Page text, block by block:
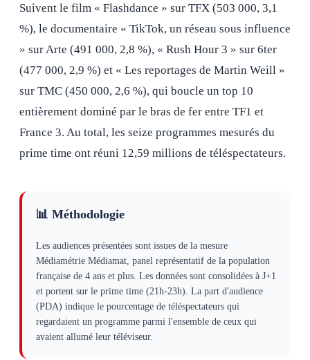
Suivent le film « Flashdance » sur TFX (503 000, 3,1
%), le documentaire « TikTok, un réseau sous influence
» sur Arte (491 000, 2,8 %), « Rush Hour 3 » sur 6ter
(477 000, 2,9 %) et « Les reportages de Martin Weill »
sur TMC (450 000, 2,6 %), qui boucle un top 10
entièrement dominé par le bras de fer entre TF1 et
France 3. Au total, les seize programmes mesurés du
prime time ont réuni 12,59 millions de téléspectateurs.
📊 Méthodologie
Les audiences présentées sont issues de la mesure
Médiamétrie Médiamat, panel représentatif de la population
française de 4 ans et plus. Les données sont consolidées à J+1
et portent sur le prime time (21h-23h). La part d'audience
(PDA) indique le pourcentage de téléspectateurs qui
regardaient un programme parmi l'ensemble de ceux qui
avaient allumé leur téléviseur.